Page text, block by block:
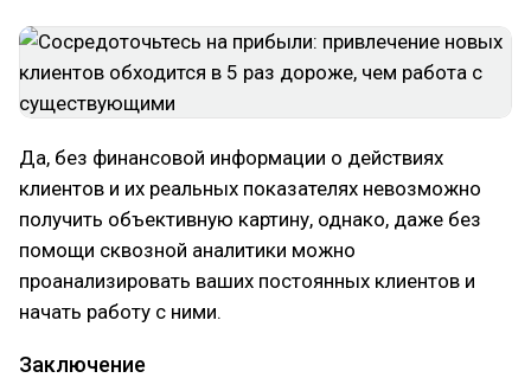
Да, без финансовой информации о действиях
клиентов и их реальных показателях невозможно
получить объективную картину, однако, даже без
помощи сквозной аналитики можно
проанализировать ваших постоянных клиентов и
начать работу с ними.
Заключение